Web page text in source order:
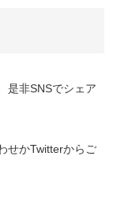
是非SNSでシェア
せかTwitterからご